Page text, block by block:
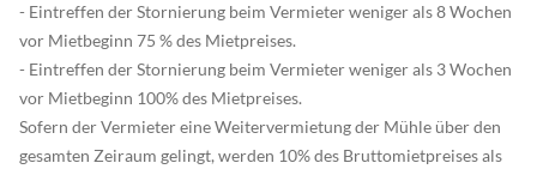
- Eintreffen der Stornierung beim Vermieter weniger als 8 Wochen
vor Mietbeginn 75 % des Mietpreises.
- Eintreffen der Stornierung beim Vermieter weniger als 3 Wochen
vor Mietbeginn 100% des Mietpreises.
Sofern der Vermieter eine Weitervermietung der Mühle über den
gesamten Zeiraum gelingt, werden 10% des Bruttomietpreises als